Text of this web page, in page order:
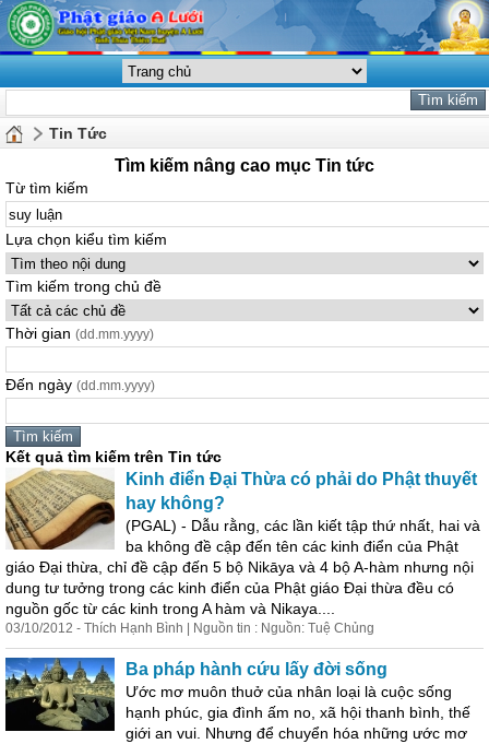
Tin Tức
Tìm kiếm nâng cao mục Tin tức
Từ tìm kiếm
Lựa chọn kiểu tìm kiếm
Tìm kiếm trong chủ đề
Thời gian (dd.mm.yyyy)
Đến ngày (dd.mm.yyyy)
Kết quả tìm kiếm trên Tin tức
Kinh điển Đại Thừa có phải do Phật thuyết
hay không?
(PGAL) - Dẫu rằng, các lần kiết tập thứ nhất, hai và
ba không đề cập đến tên các kinh điển của Phật
giáo Đại thừa, chỉ đề cập đến 5 bộ Nikāya và 4 bộ A-hàm nhưng nội
dung tư tưởng trong các kinh điển của Phật giáo Đại thừa đều có
nguồn gốc từ các kinh trong A hàm và Nikaya....
03/10/2012 - Thích Hạnh Bình | Nguồn tin : Nguồn: Tuệ Chủng
Ba pháp hành cứu lấy đời sống
Ước mơ muôn thuở của nhân loại là cuộc sống
hạnh phúc, gia đình ấm no, xã hội thanh bình, thế
giới an vui. Nhưng để chuyển hóa những ước mơ